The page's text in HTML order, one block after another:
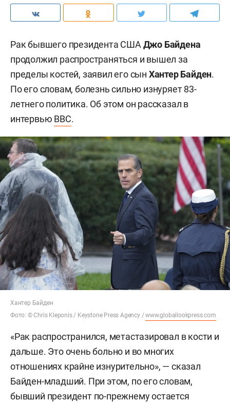
Рак бывшего президента США Джо Байдена
продолжил распространяться и вышел за
пределы костей, заявил его сын Хантер Байден.
По его словам, болезнь сильно изнуряет 83-
летнего политика. Об этом он рассказал в
интервью BBC.
Хантер Байден
Фото: © Chris Kleponis / Keystone Press Agency /www.globallookpress.com
«Рак распространился, метастазировал в кости и
дальше. Это очень больно и во многих
отношениях крайне изнурительно», — сказал
Байден-младший. При этом, по его словам,
бывший президент по-прежнему остается